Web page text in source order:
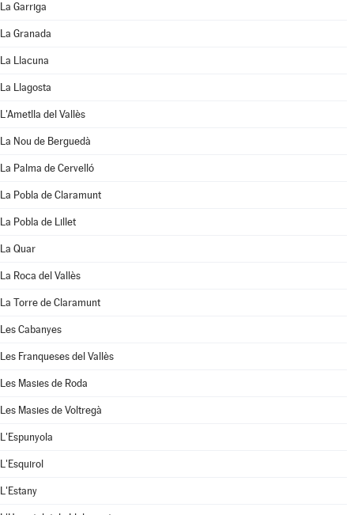
La Garriga
La Granada
La Llacuna
La Llagosta
L'Ametlla del Vallès
La Nou de Berguedà
La Palma de Cervelló
La Pobla de Claramunt
La Pobla de Lillet
La Quar
La Roca del Vallès
La Torre de Claramunt
Les Cabanyes
Les Franqueses del Vallès
Les Masies de Roda
Les Masies de Voltregà
L'Espunyola
L'Esquirol
L'Estany